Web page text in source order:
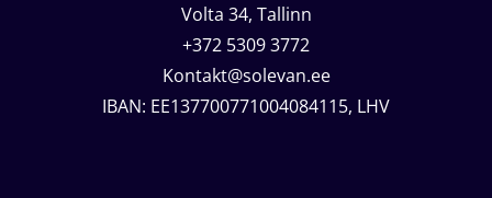
Volta 34, Tallinn
+372 5309 3772
Kontakt@solevan.ee
IBAN: EE137700771004084115, LHV